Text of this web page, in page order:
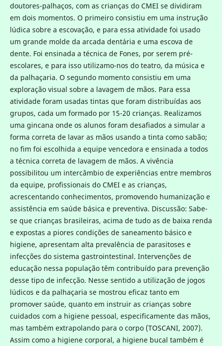
doutores-palhaços, com as crianças do CMEI se dividiram
em dois momentos. O primeiro consistiu em uma instrução
lúdica sobre a escovação, e para essa atividade foi usado
um grande molde da arcada dentária e uma escova de
dente. Foi ensinada a técnica de Fones, por serem pré-
escolares, e para isso utilizamo-nos do teatro, da música e
da palhaçaria. O segundo momento consistiu em uma
exploração visual sobre a lavagem de mãos. Para essa
atividade foram usadas tintas que foram distribuídas aos
grupos, cada um formado por 15-20 crianças. Realizamos
uma gincana onde os alunos foram desafiados a simular a
forma correta de lavar as mãos usando a tinta como sabão;
no fim foi escolhida a equipe vencedora e ensinada a todos
a técnica correta de lavagem de mãos. A vivência
possibilitou um intercâmbio de experiências entre membros
da equipe, profissionais do CMEI e as crianças,
acrescentando conhecimentos, promovendo humanização e
assistência em saúde básica e preventiva. Discussão: Sabe-
se que crianças brasileiras, acima de tudo as de baixa renda
e expostas a piores condições de saneamento básico e
higiene, apresentam alta prevalência de parasitoses e
infecções do sistema gastrointestinal. Intervenções de
educação nessa população têm contribuído para prevenção
desse tipo de infecção. Nesse sentido a utilização de jogos
lúdicos e da palhaçaria se mostrou eficaz tanto em
promover saúde, quanto em instruir as crianças sobre
cuidados com a higiene pessoal, especificamente das mãos,
mas também extrapolando para o corpo (TOSCANI, 2007).
Assim como a higiene corporal, a higiene bucal também é